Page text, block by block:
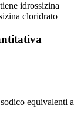
idrossizina
cloridrato
equivalenti a